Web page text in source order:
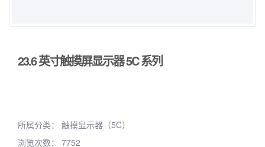
23.6 英寸触摸屏显示器 5C 系列
所属分类： 触摸显示器（5C）
浏览次数： 7752